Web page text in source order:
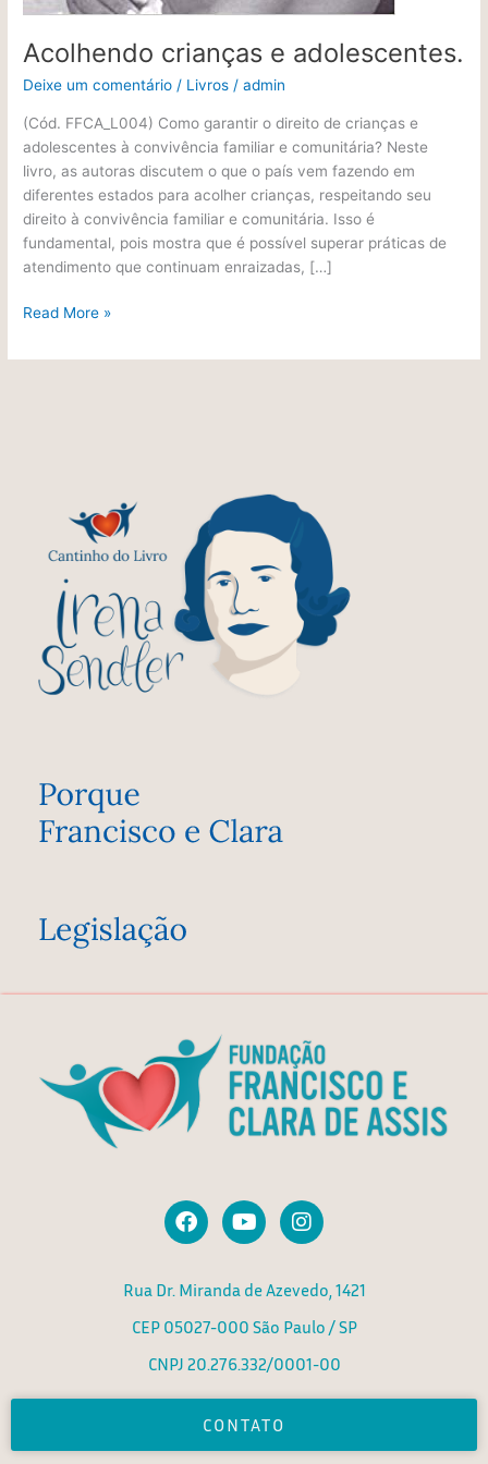
Acolhendo crianças e adolescentes.
Deixe um comentário / Livros /admin
(Cód. FFCA_L004) Como garantir o direito de crianças e
adolescentes à convivência familiar e comunitária? Neste
livro, as autoras discutem o que o país vem fazendo em
diferentes estados para acolher crianças, respeitando seu
direito à convivência familiar e comunitária. Isso é
fundamental, pois mostra que é possível superar práticas de
atendimento que continuam enraizadas, […]
Read More »
F
a
b
o
o
k
Y
o
u
b
e
I
n
a
g
r
a
Rua Dr. Miranda de Azevedo, 1421
CEP 05027-000 São Paulo / SP
CNPJ 20.276.332/0001-00
CONTATO